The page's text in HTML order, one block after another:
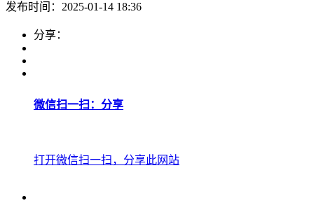
发布时间：2025-01-14 18:36
分享：
微信扫一扫：分享
打开微信扫一扫，分享此网站